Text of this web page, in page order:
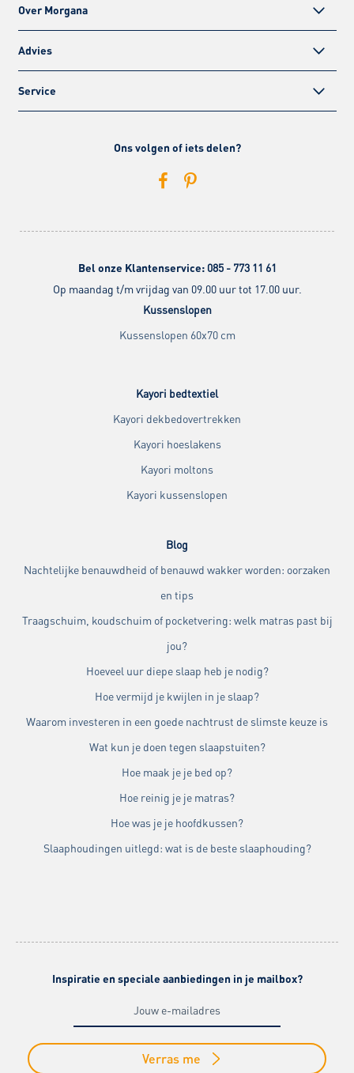
Over Morgana
Advies
Service
Ons volgen of iets delen?
Bel onze Klantenservice: 085 - 773 11 61
Op maandag t/m vrijdag van 09.00 uur tot 17.00 uur.
Kussenslopen
Kussenslopen 60x70 cm
Kayori bedtextiel
Kayori dekbedovertrekken
Kayori hoeslakens
Kayori moltons
Kayori kussenslopen
Blog
Nachtelijke benauwdheid of benauwd wakker worden: oorzaken
en tips
Traagschuim, koudschuim of pocketvering: welk matras past bij
jou?
Hoeveel uur diepe slaap heb je nodig?
Hoe vermijd je kwijlen in je slaap?
Waarom investeren in een goede nachtrust de slimste keuze is
Wat kun je doen tegen slaapstuiten?
Hoe maak je je bed op?
Hoe reinig je je matras?
Hoe was je je hoofdkussen?
Slaaphoudingen uitlegd: wat is de beste slaaphouding?
Inspiratie en speciale aanbiedingen in je mailbox?
Verras me